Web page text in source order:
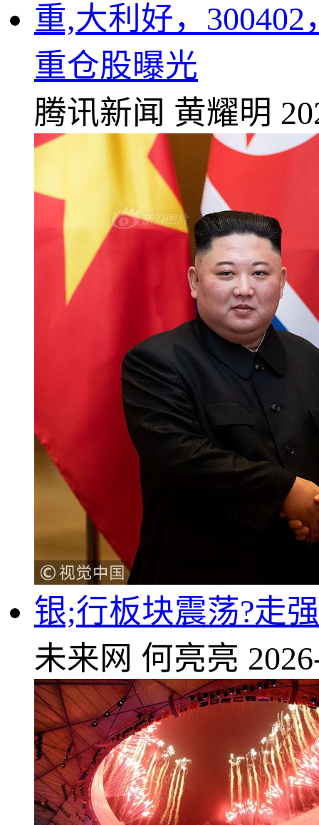
重,大利好，
重仓股曝光
腾讯新闻 黄耀明
银;行板块震荡?走
未来网 何亮亮